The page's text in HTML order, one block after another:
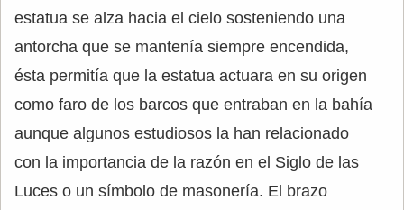
estatua se alza hacia el cielo sosteniendo una
antorcha que se mantenía siempre encendida,
ésta permitía que la estatua actuara en su origen
como faro de los barcos que entraban en la bahía
aunque algunos estudiosos la han relacionado
con la importancia de la razón en el Siglo de las
Luces o un símbolo de masonería. El brazo